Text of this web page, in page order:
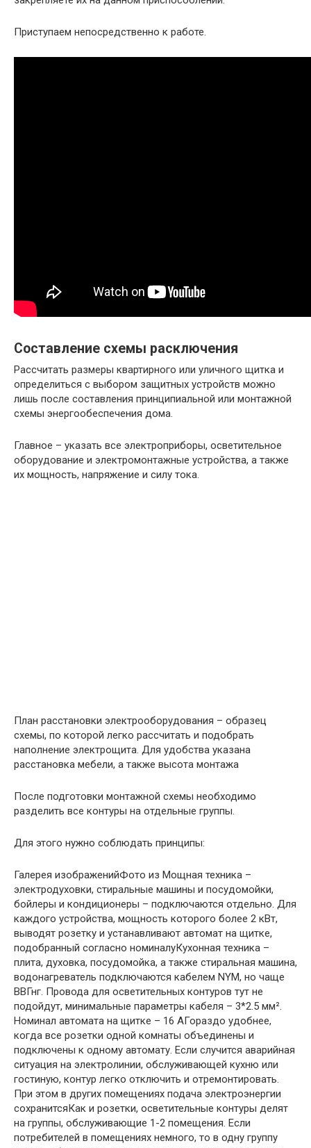
Приступаем непосредственно к работе.
Составление схемы расключения
Рассчитать размеры квартирного или уличного щитка и
определиться с выбором защитных устройств можно
лишь после составления принципиальной или монтажной
схемы энергообеспечения дома.
Главное – указать все электроприборы, осветительное
оборудование и электромонтажные устройства, а также
их мощность, напряжение и силу тока.
План расстановки электрооборудования – образец
схемы, по которой легко рассчитать и подобрать
наполнение электрощита. Для удобства указана
расстановка мебели, а также высота монтажа
После подготовки монтажной схемы необходимо
разделить все контуры на отдельные группы.
Для этого нужно соблюдать принципы:
Галерея изображенийФото из Мощная техника –
электродуховки, стиральные машины и посудомойки,
бойлеры и кондиционеры – подключаются отдельно. Для
каждого устройства, мощность которого более 2 кВт,
выводят розетку и устанавливают автомат на щитке,
подобранный согласно номиналуКухонная техника –
плита, духовка, посудомойка, а также стиральная машина,
водонагреватель подключаются кабелем NYM, но чаще
ВВГнг. Провода для осветительных контуров тут не
подойдут, минимальные параметры кабеля – 3*2.5 мм².
Номинал автомата на щитке – 16 АГораздо удобнее,
когда все розетки одной комнаты объединены и
подключены к одному автомату. Если случится аварийная
ситуация на электролинии, обслуживающей кухню или
гостиную, контур легко отключить и отремонтировать.
При этом в других помещениях подача электроэнергии
сохранитсяКак и розетки, осветительные контуры делят
на группы, обслуживающие 1-2 помещения. Если
потребителей в помещениях немного, то в одну группу